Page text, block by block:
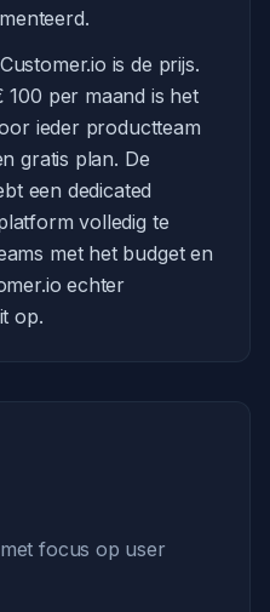
is de prijs.
100 per maand is het
ieder productteam
gratis plan. De
een dedicated
volledig te
met het budget en
echter
op.
focus op user